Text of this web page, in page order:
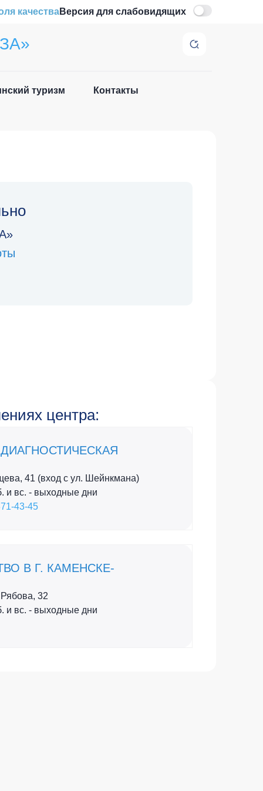
качестваВерсия для слабовидящих
туризм Контакты
центра:
41 (вход с ул. Шейнкмана)
и вс. - выходные дни
43-45
В Г. КАМЕНСКЕ-
Рябова, 32
и вс. - выходные дни